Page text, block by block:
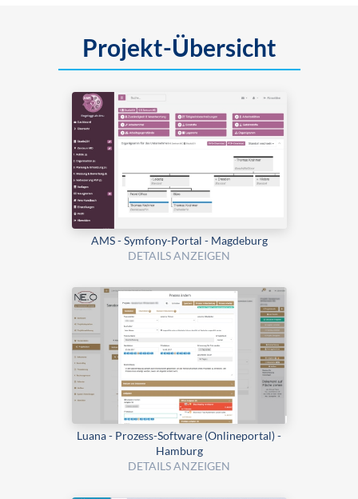
Projekt-Übersicht
AMS - Symfony-Portal - Magdeburg
DETAILS ANZEIGEN
Luana - Prozess-Software (Onlineportal) -
Hamburg
DETAILS ANZEIGEN